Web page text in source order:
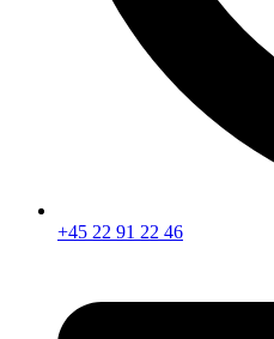
+45 22 91 22 46